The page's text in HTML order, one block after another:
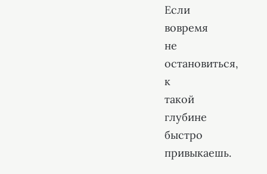
Если
вовремя
не
остановиться,
к
такой
глубине
быстро
привыкаешь.